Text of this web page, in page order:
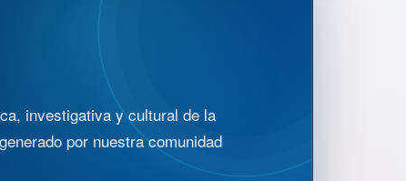
investigativa y cultural de la
por nuestra comunidad